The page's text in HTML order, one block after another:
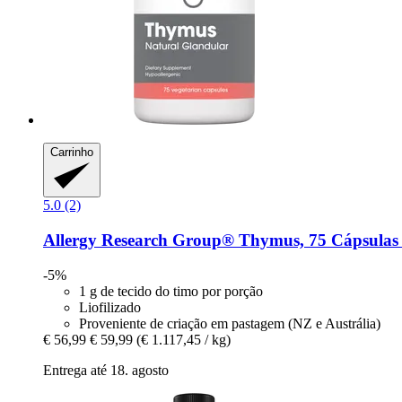
Carrinho
5.0 (2)
Allergy Research Group® Thymus, 75 Cápsulas
-5%
1 g de tecido do timo por porção
Liofilizado
Proveniente de criação em pastagem (NZ e Austrália)
€ 56,99 € 59,99 (€ 1.117,45 / kg)
Entrega até 18. agosto